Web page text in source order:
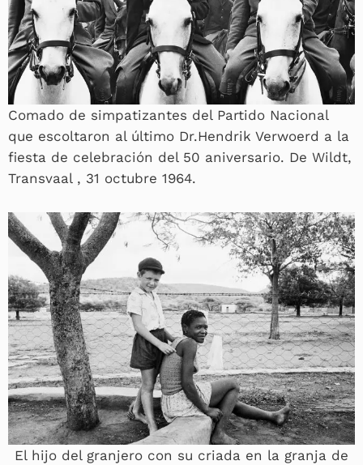
Comado de simpatizantes del Partido Nacional
que escoltaron al último Dr.Hendrik Verwoerd a la
fiesta de celebración del 50 aniversario. De Wildt,
Transvaal , 31 octubre 1964.
El hijo del granjero con su criada en la granja de